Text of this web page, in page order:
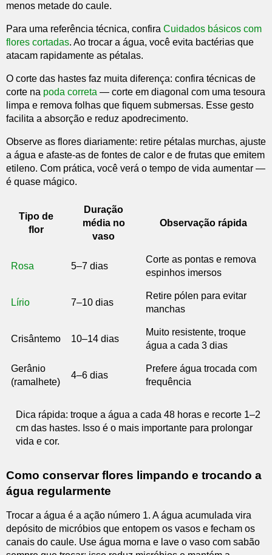
menos metade do caule.
Para uma referência técnica, confira Cuidados básicos com
flores cortadas. Ao trocar a água, você evita bactérias que
atacam rapidamente as pétalas.
O corte das hastes faz muita diferença: confira técnicas de
corte na poda correta — corte em diagonal com uma tesoura
limpa e remova folhas que fiquem submersas. Esse gesto
facilita a absorção e reduz apodrecimento.
Observe as flores diariamente: retire pétalas murchas, ajuste
a água e afaste-as de fontes de calor e de frutas que emitem
etileno. Com prática, você verá o tempo de vida aumentar —
é quase mágico.
Tipo de
flor
Duração
média no
vaso
Observação rápida
Rosa 5–7 dias
Corte as pontas e remova
espinhos imersos
Lírio 7–10 dias
Retire pólen para evitar
manchas
Crisântemo 10–14 dias
Muito resistente, troque
água a cada 3 dias
Gerânio
(ramalhete)
4–6 dias
Prefere água trocada com
frequência
Dica rápida: troque a água a cada 48 horas e recorte 1–2
cm das hastes. Isso é o mais importante para prolongar
vida e cor.
Como conservar flores limpando e trocando a
água regularmente
Trocar a água é a ação número 1. A água acumulada vira
depósito de micróbios que entopem os vasos e fecham os
canais do caule. Use água morna e lave o vaso com sabão